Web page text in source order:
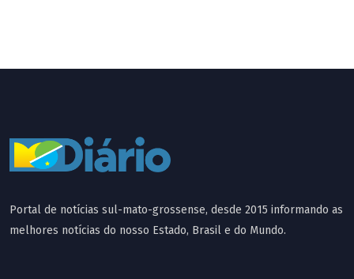
Portal de notícias sul-mato-grossense, desde 2015 informando as
melhores notícias do nosso Estado, Brasil e do Mundo.